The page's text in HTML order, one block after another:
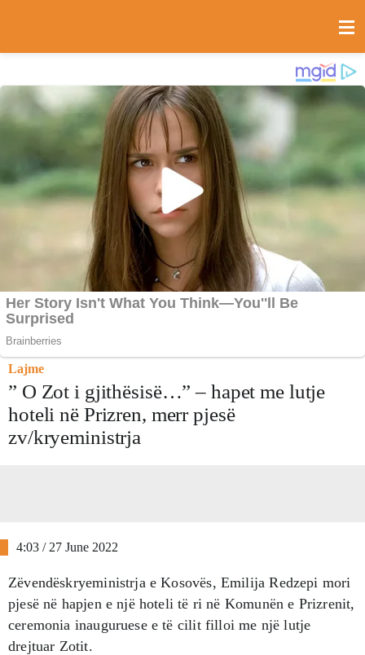
Lajme
” O Zot i gjithësisë…” – hapet me lutje
hoteli në Prizren, merr pjesë
zv/kryeministrja
4:03 / 27 June 2022
Zëvendëskryeministrja e Kosovës, Emilija Redzepi mori
pjesë në hapjen e një hoteli të ri në Komunën e Prizrenit,
ceremonia inauguruese e të cilit filloi me një lutje
drejtuar Zotit.